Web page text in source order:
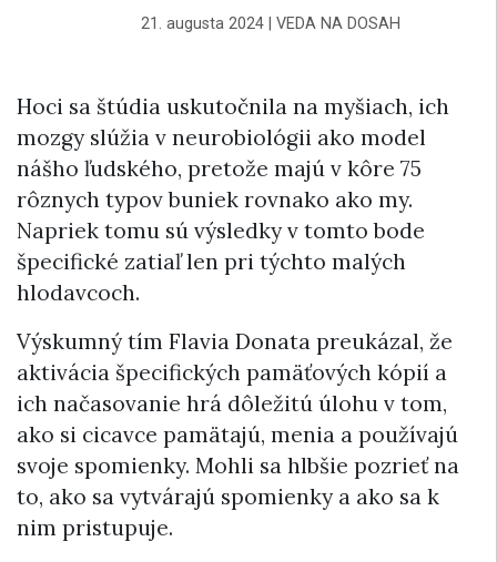
21. augusta 2024| VEDA NA DOSAH
Hoci sa štúdia uskutočnila na myšiach, ich
mozgy slúžia v neurobiológii ako model
nášho ľudského, pretože majú v kôre 75
rôznych typov buniek rovnako ako my.
Napriek tomu sú výsledky v tomto bode
špecifické zatiaľ len pri týchto malých
hlodavcoch.
Výskumný tím Flavia Donata preukázal, že
aktivácia špecifických pamäťových kópií a
ich načasovanie hrá dôležitú úlohu v tom,
ako si cicavce pamätajú, menia a používajú
svoje spomienky. Mohli sa hlbšie pozrieť na
to, ako sa vytvárajú spomienky a ako sa k
nim pristupuje.